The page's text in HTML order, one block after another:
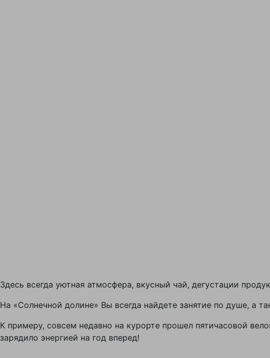
Здесь всегда уютная атмосфера, вкусный чай, дегустации
На «Солнечной долине» Вы всегда найдете занятие по душе, а
К примеру, совсем недавно на курорте прошел пятичасовой
зарядило энергией на год вперед!